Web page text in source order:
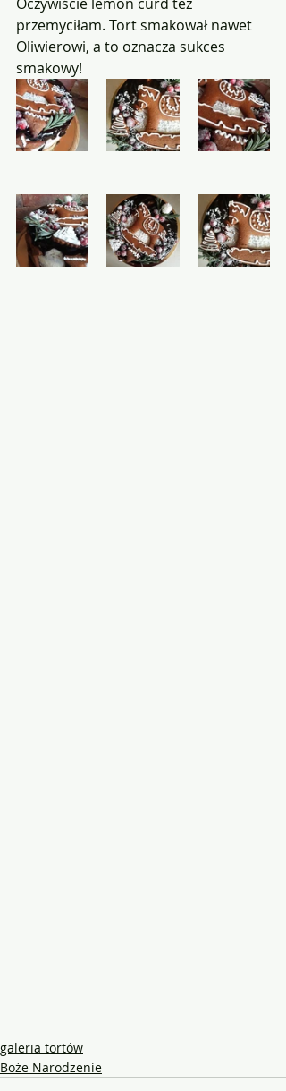
przemyciłam. Tort smakował nawet
Oliwierowi, a to oznacza sukces
smakowy!
galeria tortów
Boże Narodzenie